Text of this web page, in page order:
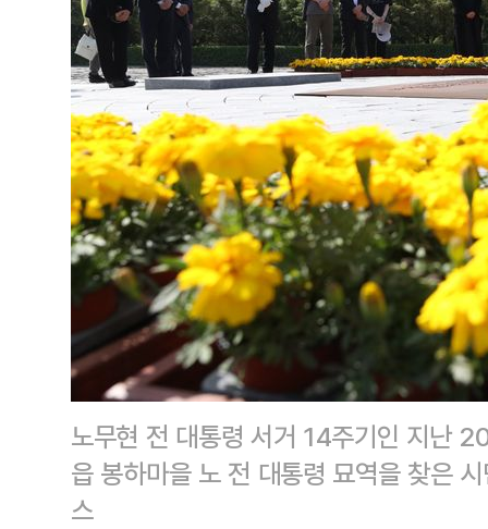
노무현 전 대통령 서거 14주기인 지난
읍 봉하마을 노 전 대통령 묘역을 찾은
스